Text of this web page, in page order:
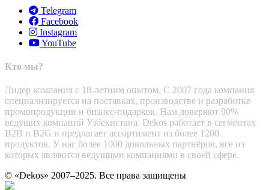
Telegram
Facebook
Instagram
YouTube
Кто мы?
Лидер компания с 18-летним опытом. С 2007 года компания
специализируется на поставках, производстве и разработке
промопродукции и бизнес-подарков. Нам доверяют 90%
ведущих компаний Узбекистана. Dekos работает в сегментах
B2B и B2G и предлагает ассортимент из более 1200
продуктов. У нас более 1000 довольных партнёров, все из
которых являются ведущими компаниями в своей сфере.
© «Dekos» 2007–2025. Все права защищены